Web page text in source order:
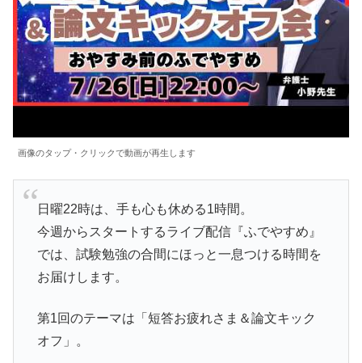
画像のタップ・クリックで動画が再生します
日曜22時は、手も心も休める1時間。
今週からスタートするライブ配信『ふでやすめ』
では、試験勉強の合間にほっと一息つける時間を
お届けします。
第1回のテーマは「短答お疲れさま＆論文キック
オフ」。